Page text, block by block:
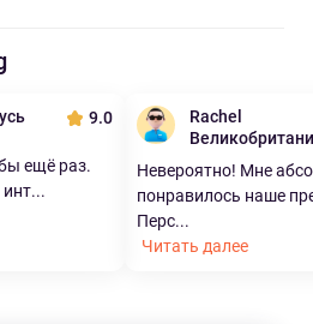
9.0
ещё раз.
Rachel
Невероятно! Мне
понравилось наше
Перс...
Читать далее